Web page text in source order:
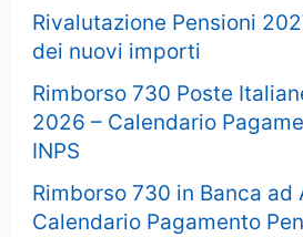
Rivalutazione Pensioni
dei nuovi importi
Rimborso 730 Poste
2026 – Calendario
INPS
Rimborso 730 in Banca
Calendario Pagamento